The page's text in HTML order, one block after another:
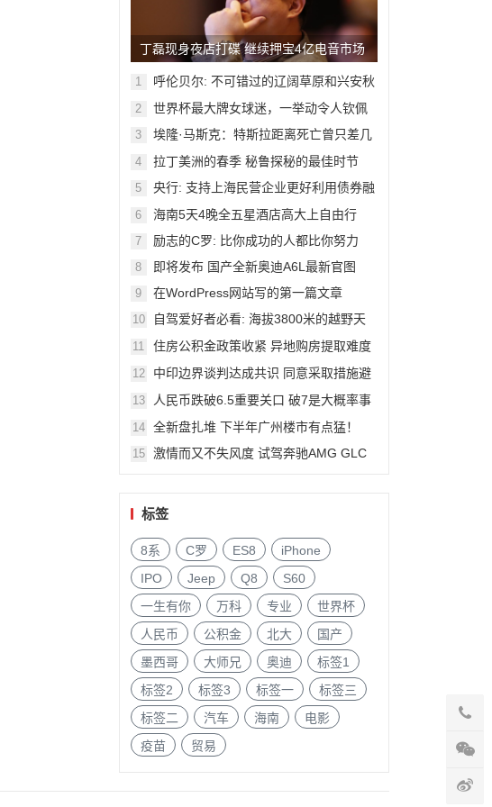
丁磊现身夜店打碟 继续押宝4亿电音市场
1
呼伦贝尔: 不可错过的辽阔草原和兴安秋
2 世界杯最大牌女球迷，一举动令人钦佩
3
埃隆·马斯克：特斯拉距离死亡曾只差几
4 拉丁美洲的春季 秘鲁探秘的最佳时节
5
央行: 支持上海民营企业更好利用债券融
6 海南5天4晚全五星酒店高大上自由行
7 励志的C罗: 比你成功的人都比你努力
8 即将发布 国产全新奥迪A6L最新官图
9 在WordPress网站写的第一篇文章
10
自驾爱好者必看: 海拔3800米的越野天
11
住房公积金政策收紧 异地购房提取难度
12
中印边界谈判达成共识 同意采取措施避
13
人民币跌破6.5重要关口 破7是大概率事
14 全新盘扎堆 下半年广州楼市有点猛！
15
激情而又不失风度 试驾奔驰AMG GLC
标签
8系 C罗 ES8
iPhone
IPO
Jeep Q8
S60
一生有你
万科 专业
世界杯
人民币
公积金 北大
国产
墨西哥
大师兄 奥迪
标签1
标签2
标签3 标签一
标签三
标签二
汽车 海南
电影
疫苗
贸易